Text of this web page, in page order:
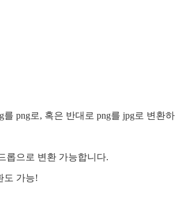
png로, 혹은 반대로 png를 jpg로 변환하
롭으로 변환 가능합니다.
도 가능!